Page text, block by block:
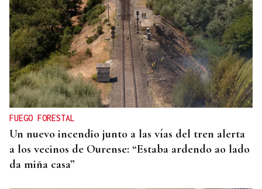
FUEGO FORESTAL
Un nuevo incendio junto a las vías del tren alerta
a los vecinos de Ourense: “Estaba ardendo ao lado
da miña casa”